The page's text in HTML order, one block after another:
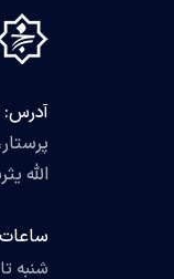
آدرس:
الله
شنبه تا